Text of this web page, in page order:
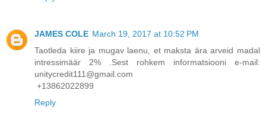
JAMES COLE March 19, 2017 at 10:52 PM
Taotleda kiire ja mugav laenu, et maksta ära arveid madal
intressimäär 2% .Sest rohkem informatsiooni e-mail:
unitycredit111@gmail.com
+13862022899
Reply